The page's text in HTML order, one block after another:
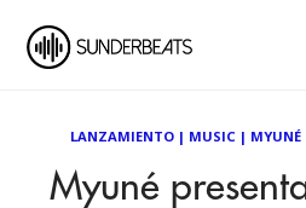
LANZAMIENTO| MUSIC| MYUNÉ
Myuné